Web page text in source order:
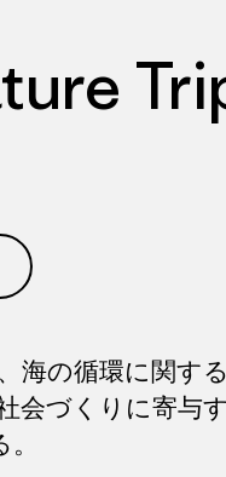
海の循環に関す
会づくりに寄与